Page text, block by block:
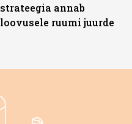
strateegia annab
loovusele ruumi juurde